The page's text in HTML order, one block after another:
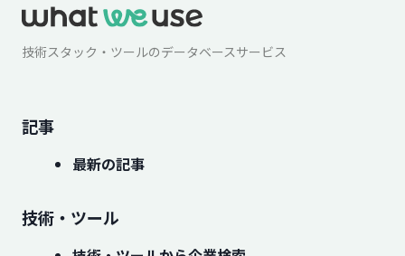
技術スタック・ツールのデータベースサービス
記事
最新の記事
技術・ツール